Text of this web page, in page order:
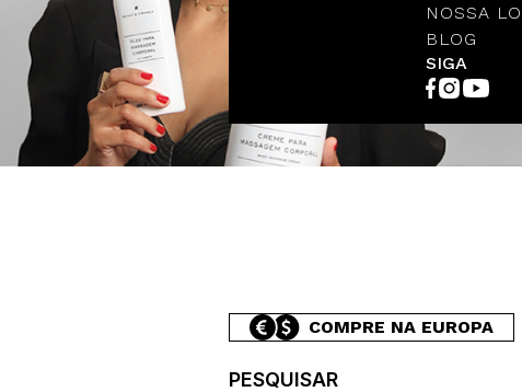
NOSSA
BLOG
SIGA
COMPRE NA EUROPA
PESQUISAR